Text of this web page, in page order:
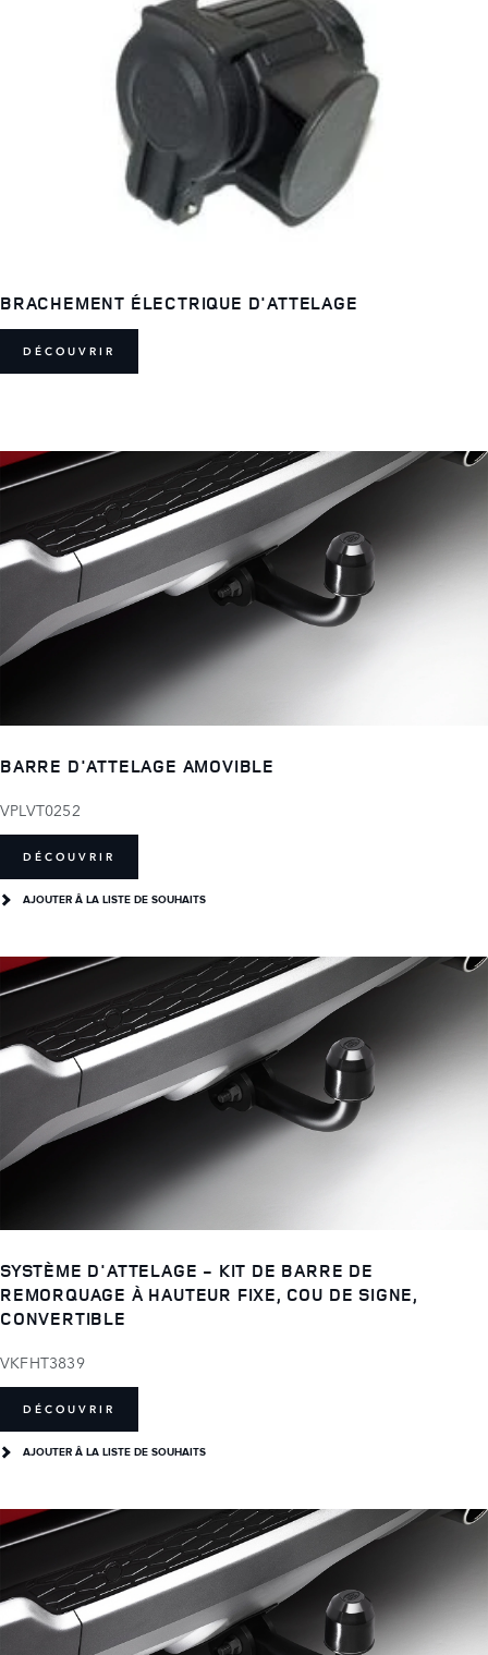
BRACHEMENT ÉLECTRIQUE D'ATTELAGE
DÉCOUVRIR
BARRE D'ATTELAGE AMOVIBLE
VPLVT0252
DÉCOUVRIR
AJOUTER Â LA LISTE DE SOUHAITS
SYSTÈME D'ATTELAGE - KIT DE BARRE DE
REMORQUAGE À HAUTEUR FIXE, COU DE SIGNE,
CONVERTIBLE
VKFHT3839
DÉCOUVRIR
AJOUTER Â LA LISTE DE SOUHAITS